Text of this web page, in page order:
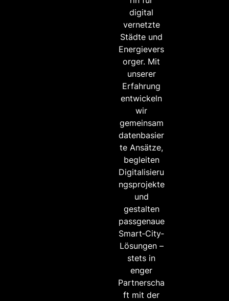
digital
vernetzte
Städte und
Energievers
orger. Mit
unserer
Erfahrung
entwickeln
wir
gemeinsam
datenbasier
te Ansätze,
begleiten
Digitalisieru
ngsprojekte
und
gestalten
passgenaue
Smart‑City‑
Lösungen –
stets in
enger
Partnerscha
ft mit der